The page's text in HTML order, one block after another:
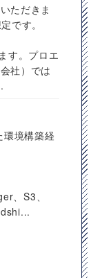
ただきま
です。
す。プロエ
社）では
環境構築経
、S3、